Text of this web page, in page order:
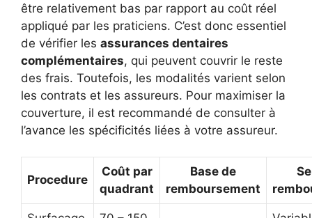
être relativement bas par rapport au coût réel
appliqué par les praticiens. C’est donc essentiel
de vérifier les assurances dentaires
complémentaires, qui peuvent couvrir le reste
des frais. Toutefois, les modalités varient selon
les contrats et les assureurs. Pour maximiser la
couverture, il est recommandé de consulter à
l’avance les spécificités liées à votre assureur.
Procedure
Coût par
quadrant
Base de
remboursement